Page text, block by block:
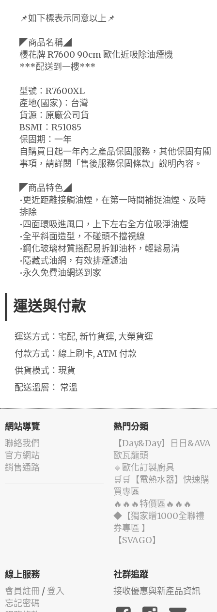
📌如下標表示同意以上📌
◤商品名稱◢
櫻花牌 R7600 90cm 歐化近吸除油煙機
***配送到一樓***
型號：R7600XL
產地(國家)：台灣
貨源：原廠公司貨
BSMI：R51085
保固期：一年
自購買日起一年內之產品保固服務，其他保固有關
事項，請詳閱「售後服務保固條款」說明內容。
◤商品特色◢
•更近距離接觸油煙，在第一時間補捉油煙、及時
排除
•四面環吸進風口，上下左右全方位吸淨油煙
•全平斜面造型，不碰頭不擋視線
•鋼化玻璃材質搭配易拆卸油杯，輕鬆易清
•隱藏式油網，有效排煙濾油
•永久免費油網送到家
運送與付款
運送方式：宅配, 新竹貨運, 大榮貨運
付款方式：線上刷卡, ATM 付款
供貨模式：現貨
配送溫層： 常溫
網站導覽
聯絡我們
官方網站
銷售通路
熱門分類
️【Day&Day】️日日&AVA
歐瓦龍頭
🔹歐化訂製廚具
🛒🛒【電熱水器】快速購
買專區
🔥🔥🔥特價區🔥🔥🔥
◆【獨家贈1000全聯禮
券專區 】
️【SVAGO】️
線上服務
會員註冊 / 登入
忘記密碼
社群追蹤
接收優惠與新產品資訊